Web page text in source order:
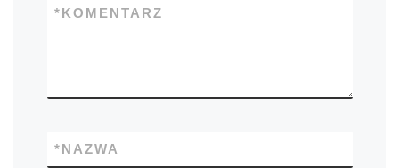
KOMENTARZ
*
NAZWA
*